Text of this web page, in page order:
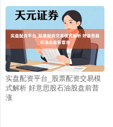
实盘配资平台_股票配资交易模
式解析 好意思股石油股盘前普
涨
深证成指 14257.58